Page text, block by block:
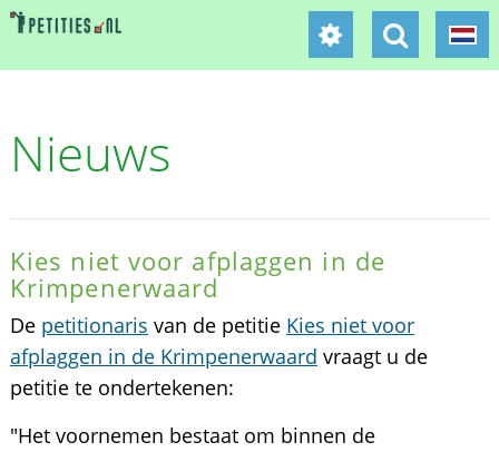
Nieuws
Kies niet voor afplaggen in de
Krimpenerwaard
De petitionaris van de petitie Kies niet voor
afplaggen in de Krimpenerwaard vraagt u de
petitie te ondertekenen:
"Het voornemen bestaat om binnen de